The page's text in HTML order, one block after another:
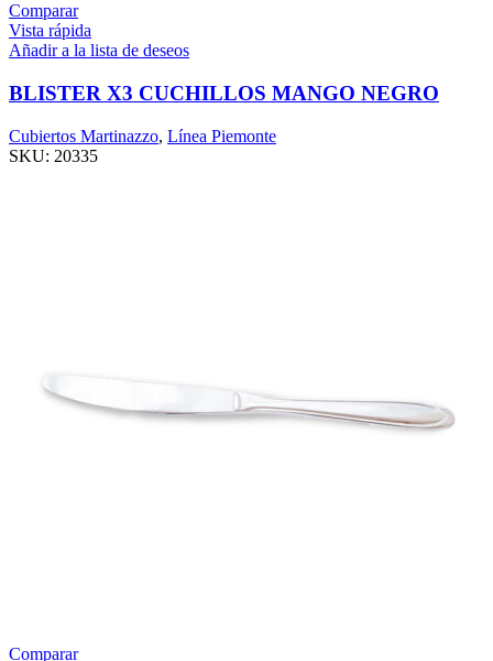
Comparar
Vista rápida
Añadir a la lista de deseos
BLISTER X3 CUCHILLOS MANGO NEGRO
Cubiertos Martinazzo, Línea Piemonte
SKU: 20335
Comparar